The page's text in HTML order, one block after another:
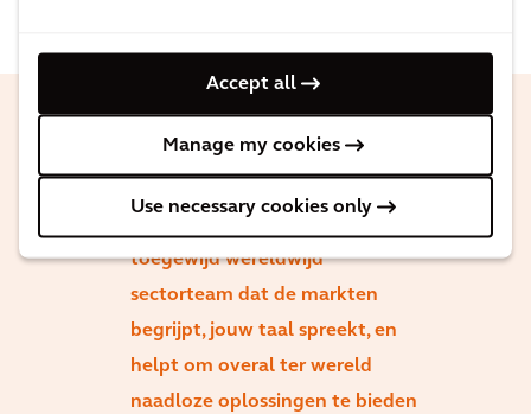
Accept all
Manage my cookies
Use necessary cookies only
Teamwork is hoe gewone
toegewijd wereldwijd
sectorteam dat de markten
begrijpt, jouw taal spreekt, en
helpt om overal ter wereld
naadloze oplossingen te bieden